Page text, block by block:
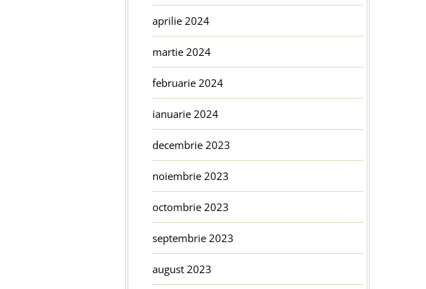
aprilie 2024
martie 2024
februarie 2024
ianuarie 2024
decembrie 2023
noiembrie 2023
octombrie 2023
septembrie 2023
august 2023